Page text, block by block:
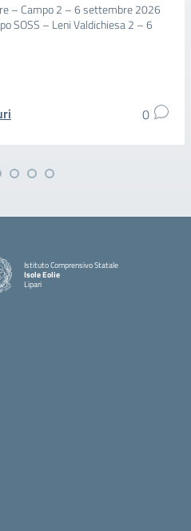
– Campo 2 – 6 settembre 2026
SOSS – Leni Valdichiesa 2 – 6
0
Istituto Comprensivo Statale
Isole Eolie
Lipari